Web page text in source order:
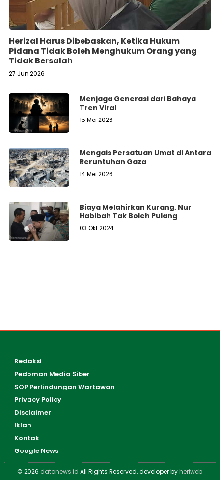
Herizal Harus Dibebaskan, Ketika Hukum
Pidana Tidak Boleh Menghukum Orang yang
Tidak Bersalah
27 Jun 2026
Menjaga Generasi dari Bahaya
Tren Viral
15 Mei 2026
Mengais Persatuan Umat di Antara
Reruntuhan Gaza
14 Mei 2026
Biaya Melahirkan Kurang, Nur
Habibah Tak Boleh Pulang
03 Okt 2024
Redaksi
Pedoman Media Siber
SOP Perlindungan Wartawan
Privacy Policy
Disclaimer
Iklan
Kontak
Google News
© 2026 datanews.id All Rights Reserved. developer byheriweb